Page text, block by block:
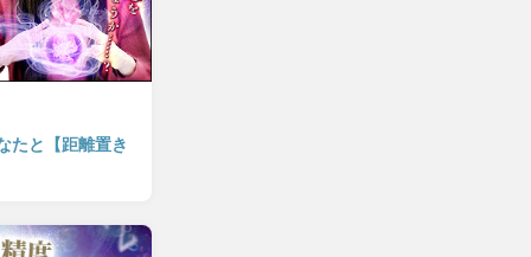
たと【距離置き